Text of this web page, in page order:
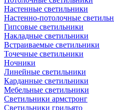
Настенные светильники
Настенно-потолочные
Гипсовые светильники
Накладные светильники
Встраиваемые светильники
Точечные светильники
Ночники
Линейные светильники
Карданные светильники
Мебельные светильники
Светильники армстронг
Светильники грильято